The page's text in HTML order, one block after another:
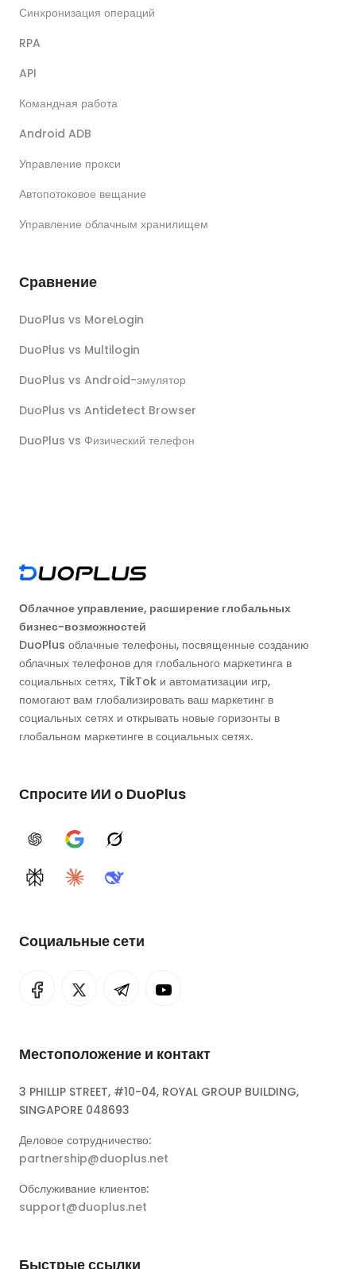
Синхронизация операций
RPA
API
Командная работа
Android ADB
Управление прокси
Автопотоковое вещание
Управление облачным хранилищем
Сравнение
DuoPlus vs MoreLogin
DuoPlus vs Multilogin
DuoPlus vs Android-эмулятор
DuoPlus vs Antidetect Browser
DuoPlus vs Физический телефон
Облачное управление, расширение глобальных
бизнес-возможностей
DuoPlus облачные телефоны, посвященные созданию
облачных телефонов для глобального маркетинга в
социальных сетях, TikTok и автоматизации игр,
помогают вам глобализировать ваш маркетинг в
социальных сетях и открывать новые горизонты в
глобальном маркетинге в социальных сетях.
Спросите ИИ о DuoPlus
ChatGPTGoogle AIGrok
PerplexityClaudeDeepSeek
Социальные сети
Местоположение и контакт
3 PHILLIP STREET, #10-04, ROYAL GROUP BUILDING,
SINGAPORE 048693
Деловое сотрудничество:
partnership@duoplus.net
Обслуживание клиентов:
support@duoplus.net
Быстрые ссылки